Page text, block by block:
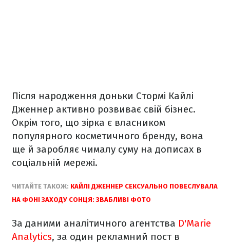
Після народження доньки Стормі Кайлі
Дженнер активно розвиває свій бізнес.
Окрім того, що зірка є власником
популярного косметичного бренду, вона
ще й заробляє чималу суму на дописах в
соціальній мережі.
ЧИТАЙТЕ ТАКОЖ: КАЙЛІ ДЖЕННЕР СЕКСУАЛЬНО ПОВЕСЛУВАЛА
НА ФОНІ ЗАХОДУ СОНЦЯ: ЗВАБЛИВІ ФОТО
За даними аналітичного агентства D'Marie
Analytics, за один рекламний пост в